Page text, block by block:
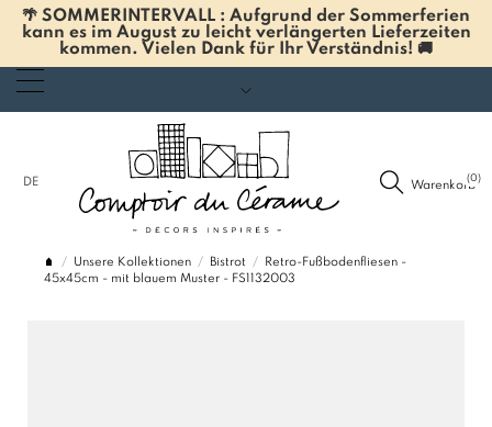
🌴 SOMMERINTERVALL : Aufgrund der Sommerferien
kann es im August zu leicht verlängerten Lieferzeiten
kommen. Vielen Dank für Ihr Verständnis! 🚚
DE Warenkorb
(0)
Unsere Kollektionen Bistrot
Retro-Fußbodenfliesen -
45x45cm - mit blauem Muster - FS1132003